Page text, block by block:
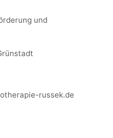
und
russek.de